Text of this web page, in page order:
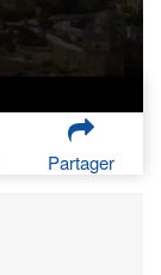
Partager